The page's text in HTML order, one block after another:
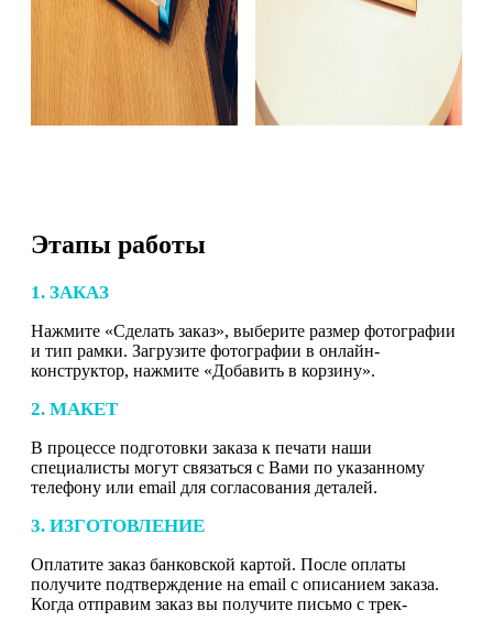
Этапы работы
1. ЗАКАЗ
Нажмите «Сделать заказ», выберите размер фотографии
и тип рамки. Загрузите фотографии в онлайн-
конструктор, нажмите «Добавить в корзину».
2. МАКЕТ
В процессе подготовки заказа к печати наши
специалисты могут связаться с Вами по указанному
телефону или email для согласования деталей.
3. ИЗГОТОВЛЕНИЕ
Оплатите заказ банковской картой. После оплаты
получите подтверждение на email с описанием заказа.
Когда отправим заказ вы получите письмо с трек-